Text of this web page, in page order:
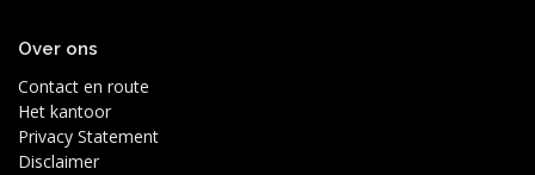
Over ons
Contact en route
Het kantoor
Privacy Statement
Disclaimer